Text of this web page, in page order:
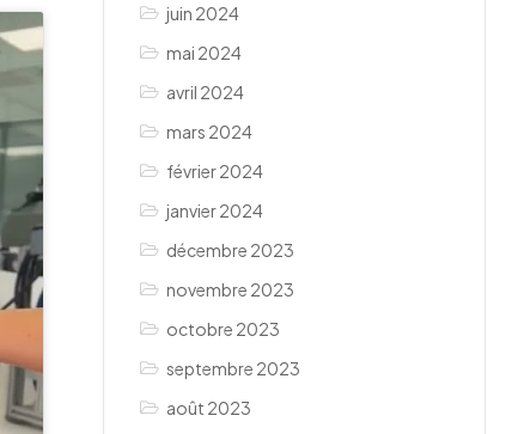
juin 2024
mai 2024
avril 2024
mars 2024
février 2024
janvier 2024
décembre 2023
novembre 2023
octobre 2023
septembre 2023
août 2023